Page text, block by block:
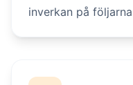
inverkan på